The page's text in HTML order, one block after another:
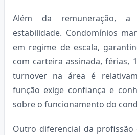
Além da remuneração, a
estabilidade. Condomínios
em regime de escala,
com carteira assinada, férias,
turnover na área é
função exige confiança e
sobre o funcionamento do
Outro diferencial da profissão